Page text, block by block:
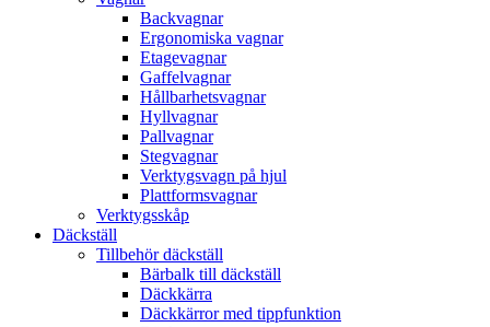
Backvagnar
Ergonomiska vagnar
Etagevagnar
Gaffelvagnar
Hållbarhetsvagnar
Hyllvagnar
Pallvagnar
Stegvagnar
Verktygsvagn på hjul
Plattformsvagnar
Verktygsskåp
Däckställ
Tillbehör däckställ
Bärbalk till däckställ
Däckkärra
Däckkärror med tippfunktion